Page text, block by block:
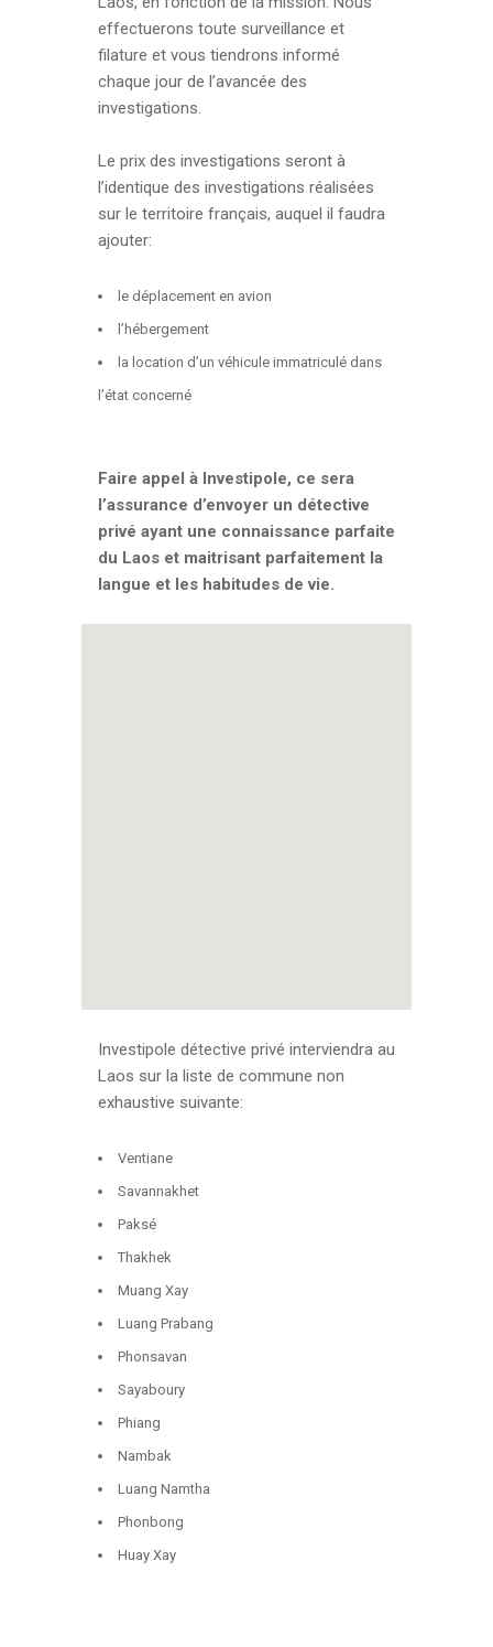
effectuerons toute surveillance et
filature et vous tiendrons informé
chaque jour de l’avancée des
investigations.
Le prix des investigations seront à
l’identique des investigations réalisées
sur le territoire français, auquel il faudra
ajouter:
le déplacement en avion
l’hébergement
la location d’un véhicule immatriculé dans
l’état concerné
Faire appel à Investipole, ce sera
l’assurance d’envoyer un détective
privé ayant une connaissance parfaite
du Laos et maitrisant parfaitement la
langue et les habitudes de vie.
Investipole détective privé interviendra au
Laos sur la liste de commune non
exhaustive suivante:
Ventiane
Savannakhet
Paksé
Thakhek
Muang Xay
Luang Prabang
Phonsavan
Sayaboury
Phiang
Nambak
Luang Namtha
Phonbong
Huay Xay